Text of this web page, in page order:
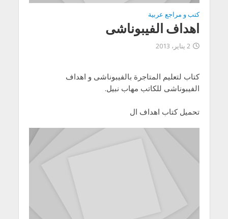
كتب و مراجع عربية
اهداف الفيبوناشى
2 يناير، 2013
كتاب لتعليم المتاجرة بالفيبوناشى و اهداف
الفيبوناشى للكاتب مهاب نبيل.
تحميل كتاب اهداف ال